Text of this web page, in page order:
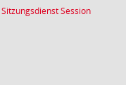
SitzungsdienstSession(Wird in